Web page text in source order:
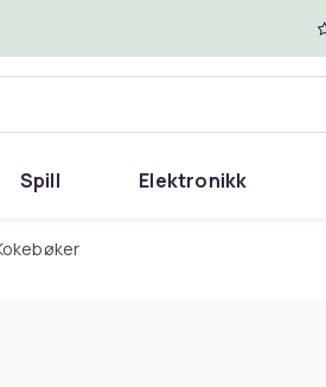
Spill Elektronikk
Kokebøker